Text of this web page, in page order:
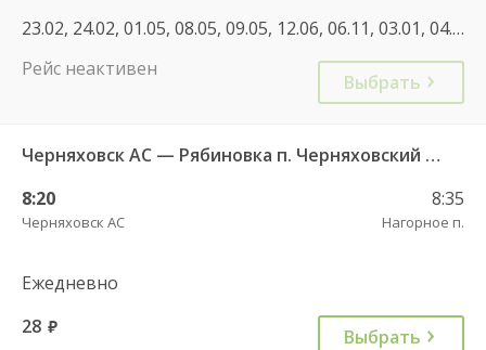
23.02, 24.02, 01.05, 08.05, 09.05, 12.06, 06.11, 03.01, 04.01, 05.01, 08.01, 23.02, 08.03, 29.04, 30.04, 01.05, 09.05, 10.05, 12.06, 04.11, 30.12, 31.12, 03.01, 06.01, 07.01, 08.01, 01.05, 02.05, 08.05, 09.05, 12.06, 13.06, 03.11, 04.11, 31.12, 05.01, 06.01, 07.01, 08.01, 09.01
Рейс неактивен
Выбрать
Черняховск АС — Рябиновка п. Черняховский ГО 102
8:20
Черняховск АС
8:35
Нагорное п.
Ежедневно
28 руб. Выбрать